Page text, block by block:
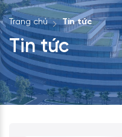
Trang chủ Tin tức
Tin tức